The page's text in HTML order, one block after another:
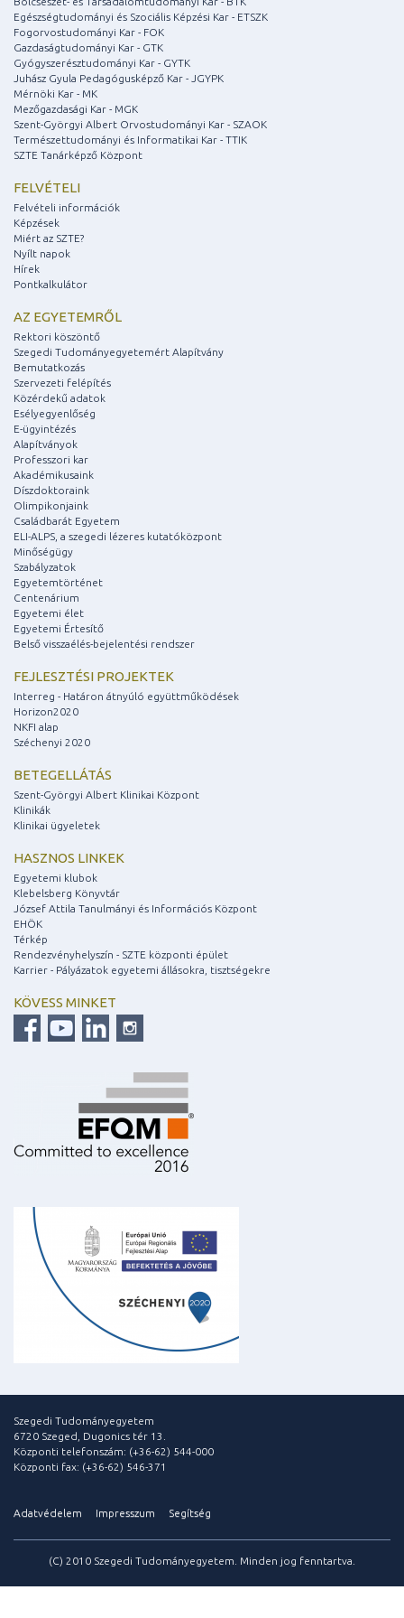
Egészségtudományi és Szociális Képzési Kar - ETSZK
Fogorvostudományi Kar - FOK
Gazdaságtudományi Kar - GTK
Gyógyszerésztudományi Kar - GYTK
Juhász Gyula Pedagógusképző Kar - JGYPK
Mérnöki Kar - MK
Mezőgazdasági Kar - MGK
Szent-Györgyi Albert Orvostudományi Kar - SZAOK
Természettudományi és Informatikai Kar - TTIK
SZTE Tanárképző Központ
FELVÉTELI
Felvételi információk
Képzések
Miért az SZTE?
Nyílt napok
Hírek
Pontkalkulátor
AZ EGYETEMRŐL
Rektori köszöntő
Szegedi Tudományegyetemért Alapítvány
Bemutatkozás
Szervezeti felépítés
Közérdekű adatok
Esélyegyenlőség
E-ügyintézés
Alapítványok
Professzori kar
Akadémikusaink
Díszdoktoraink
Olimpikonjaink
Családbarát Egyetem
ELI-ALPS, a szegedi lézeres kutatóközpont
Minőségügy
Szabályzatok
Egyetemtörténet
Centenárium
Egyetemi élet
Egyetemi Értesítő
Belső visszaélés-bejelentési rendszer
FEJLESZTÉSI PROJEKTEK
Interreg - Határon átnyúló együttműködések
Horizon2020
NKFI alap
Széchenyi 2020
BETEGELLÁTÁS
Szent-Györgyi Albert Klinikai Központ
Klinikák
Klinikai ügyeletek
HASZNOS LINKEK
Egyetemi klubok
Klebelsberg Könyvtár
József Attila Tanulmányi és Információs Központ
EHÖK
Térkép
Rendezvényhelyszín - SZTE központi épület
Karrier - Pályázatok egyetemi állásokra, tisztségekre
KÖVESS MINKET
Szegedi Tudományegyetem
6720 Szeged, Dugonics tér 13.
Központi telefonszám: (+36-62) 544-000
Központi fax: (+36-62) 546-371
Adatvédelem Impresszum Segítség
(C) 2010 Szegedi Tudományegyetem. Minden jog fenntartva.